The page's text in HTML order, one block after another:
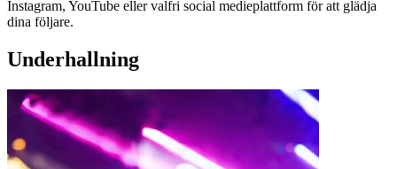
Instagram, YouTube eller valfri social medieplattform för att glädja
dina följare.
Underhallning